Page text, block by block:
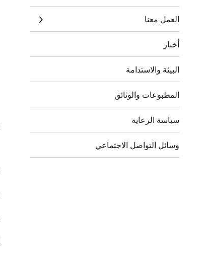
العمل معنا
أخبار
البيئة والاستدامة
المطبوعات والوثائق
سياسة الرعاية
وسائل التواصل الاجتماعي